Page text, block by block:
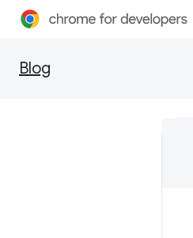
Blog